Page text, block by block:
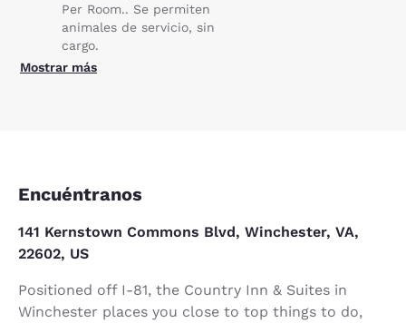
Per Room.. Se permiten
animales de servicio, sin
cargo.
Mostrar más
Encuéntranos
141 Kernstown Commons Blvd, Winchester, VA,
22602, US
Positioned off I-81, the Country Inn & Suites in
Winchester places you close to top things to do,